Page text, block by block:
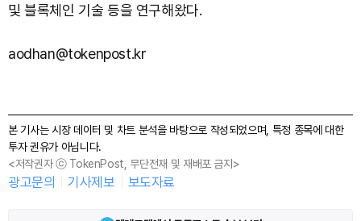
및 블록체인 기술 등을 연구해왔다.
aodhan@tokenpost.kr
본 기사는 시장 데이터 및 차트 분석을 바탕으로 작성되었으며, 특정 종목에 대한
투자 권유가 아닙니다.
<저작권자 ⓒ TokenPost, 무단전재 및 재배포 금지>
광고문의 기사제보 보도자료